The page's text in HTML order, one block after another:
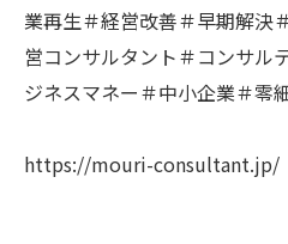
業再生＃経営改善＃早期解決
営コンサルタント＃コンサル
ジネスマネー＃中小企業＃零
https://mouri-consultant.jp/